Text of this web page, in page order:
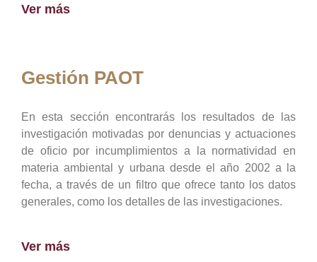
Ver más
Gestión PAOT
En esta sección encontrarás los resultados de las
investigación motivadas por denuncias y actuaciones
de oficio por incumplimientos a la normatividad en
materia ambiental y urbana desde el año 2002 a la
fecha, a través de un filtro que ofrece tanto los datos
generales, como los detalles de las investigaciones.
Ver más